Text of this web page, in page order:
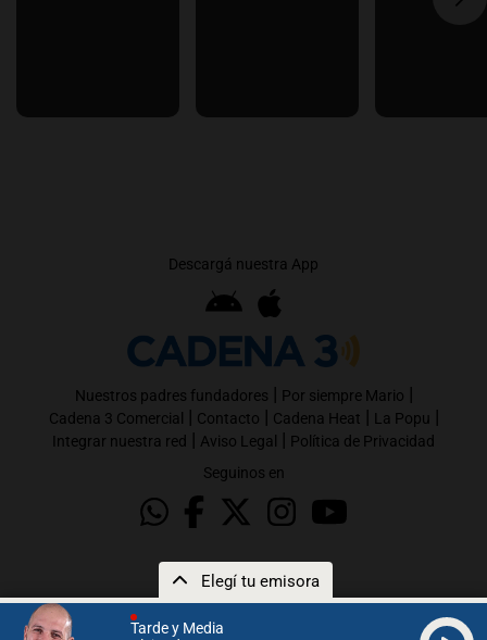
Tarde y Media
Elegí tu emisora
Descargá nuestra App
Nuestros padres fundadores | Por siempre Mario |
Cadena 3 Comercial | Contacto | Cadena Heat | La Popu |
Integrar nuestra red | Aviso Legal | Política de Privacidad
Seguinos en